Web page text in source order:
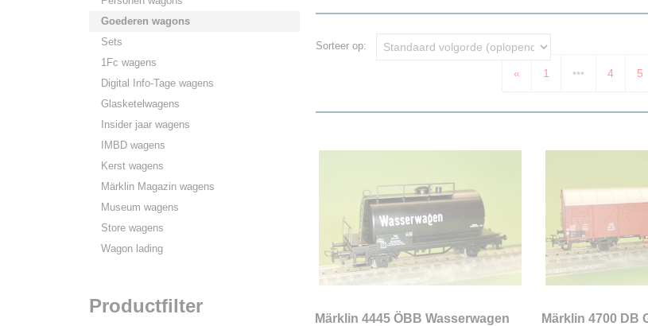
Goederen wagons
Sets
1Fc wagens
Digital Info-Tage wagens
Glasketelwagens
Insider jaar wagens
IMBD wagens
Kerst wagens
Märklin Magazin wagens
Museum wagens
Store wagens
Wagon lading
Productfilter
Sorteer op:
« 1 ••• 4 5
Märklin 4445 ÖBB Wasserwagen
Märklin 4700 DB